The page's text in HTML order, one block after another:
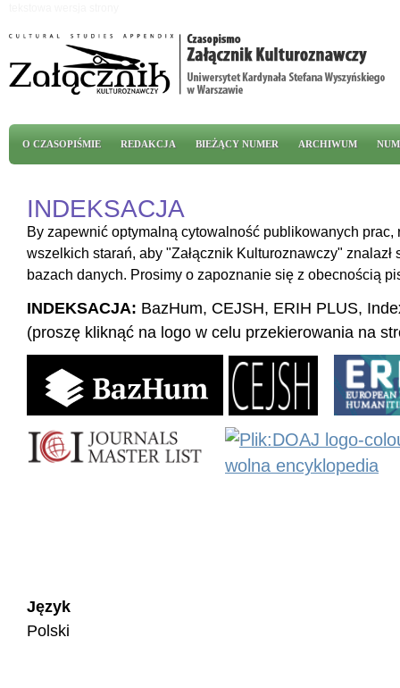
Menu główne
O CZASOPIŚMIE REDAKCJA BIEŻĄCY NUMER ARCHIWUM
INDEKSACJA
By zapewnić optymalną cytowalność publikowanych prac,
wszelkich starań, aby "Załącznik Kulturoznawczy" znalazł
bazach danych. Prosimy o zapoznanie się z obecnością
INDEKSACJA: BazHum, CEJSH, ERIH PLUS,
(proszę kliknąć na logo w celu przekierowania na
Język
Polski